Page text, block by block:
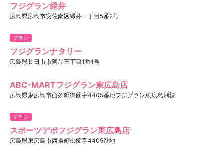
フジグラン緑井
広島県広島市安佐南区緑井一丁目5番2号
チラシ
フジグランナタリー
広島県廿日市市阿品三丁目1番1号
ABC-MARTフジグラン東広島店
広島県東広島市西条町御薗宇4405番地フジグラン東広島別棟
チラシ
スポーツデポフジグラン東広島店
広島県東広島市西条町御薗字4405番地